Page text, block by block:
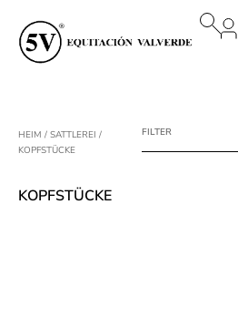
Inhalt
springen
HEIM / SATTLEREI /
KOPFSTÜCKE
KOPFSTÜCKE
FILTER